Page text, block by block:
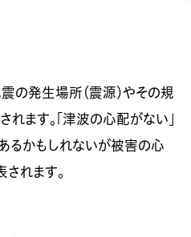
の発生場所（震源）やその規
れます。「津波の心配がない」
るかもしれないが被害の心
れます。